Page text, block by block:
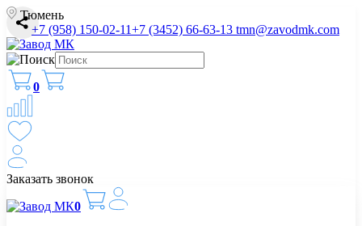
Тюмень
+7 (958) 150-02-11+7 (3452) 66-63-13 tmn@zavodmk.com
0
Заказать звонок
0